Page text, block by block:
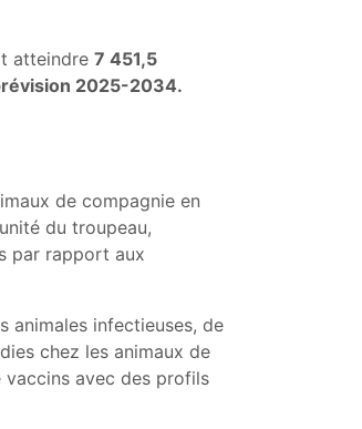
atteindre 7 451,5
2025-2034.
de compagnie en
du troupeau,
par rapport aux
animales infectieuses, de
chez les animaux de
avec des profils